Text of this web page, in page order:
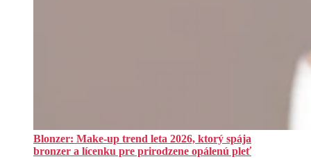
Blonzer: Make-up trend leta 2026, ktorý spája
bronzer a lícenku pre prirodzene opálenú pleť